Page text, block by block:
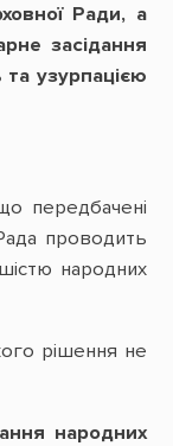
Ради, а
засідання
узурпацією
передбачені
проводить
народних
рішення не
народних